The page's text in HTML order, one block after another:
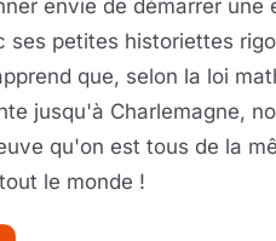
envie de démarrer une
petites historiettes
que, selon la loi
jusqu'à Charlemagne,
qu'on est tous de la
le monde !